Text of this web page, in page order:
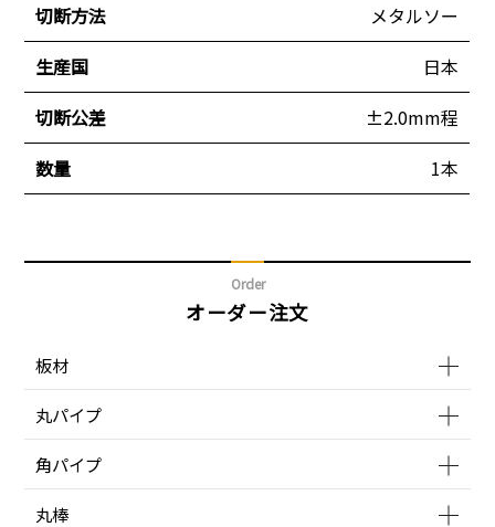
切断方法
メタルソー
生産国
日本
切断公差
±2.0mm程
数量
1本
Order
オーダー注文
板材
丸パイプ
角パイプ
丸棒